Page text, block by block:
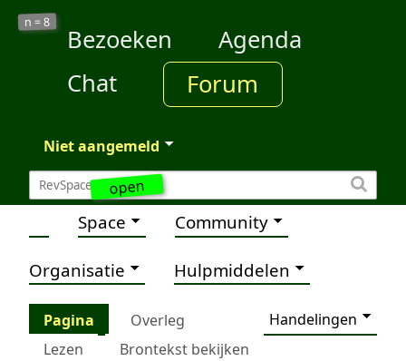
open
n =8
Bezoeken
Agenda
Chat
Forum
Niet aangemeld
Space Community
Organisatie Hulpmiddelen
Pagina Overleg
Handelingen
Lezen
Brontekst bekijken